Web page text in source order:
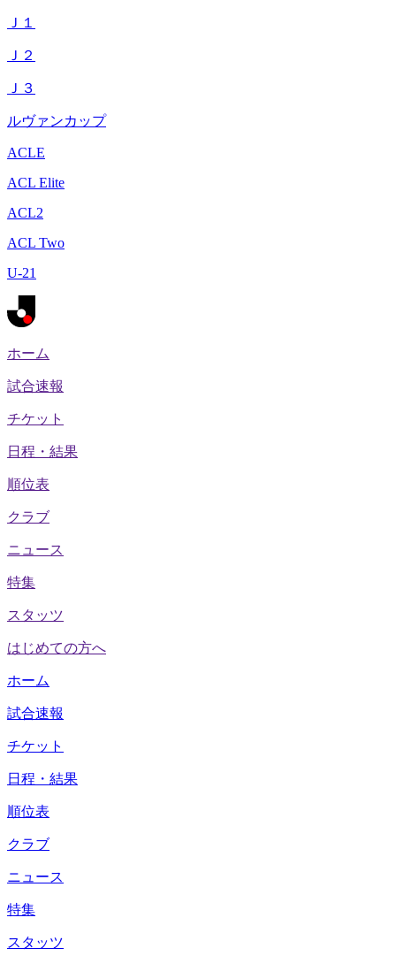
Ｊ１
Ｊ２
Ｊ３
ルヴァンカップ
ACLE
ACL Elite
ACL2
ACL Two
U-21
ホーム
試合速報
チケット
日程・結果
順位表
クラブ
ニュース
特集
スタッツ
はじめての方へ
ホーム
試合速報
チケット
日程・結果
順位表
クラブ
ニュース
特集
スタッツ